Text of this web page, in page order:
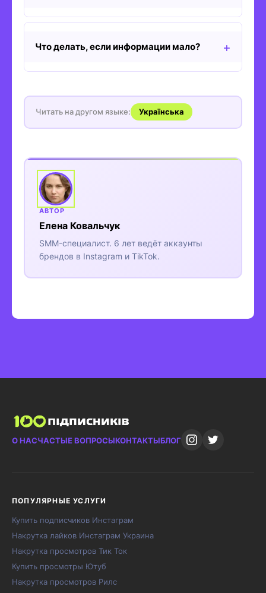
Что делать, если информации мало?
Читать на другом языке: Українська
Елена Ковальчук
SMM-специалист. 6 лет ведёт аккаунты
брендов в Instagram и TikTok.
О НАСЧАСТЫЕ ВОПРОСЫКОНТАКТЫБЛОГ
ПОПУЛЯРНЫЕ УСЛУГИ
Купить подписчиков Инстаграм
Накрутка лайков Инстаграм Украина
Накрутка просмотров Тик Ток
Купить просмотры Ютуб
Накрутка просмотров Рилс